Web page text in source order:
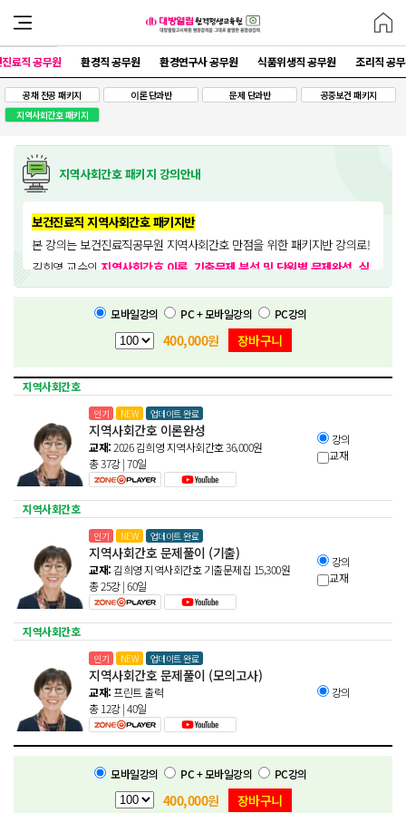
료직 공무원 환경직 공무원 환경연구사 공무원 식품위생직 공무원 조리직 공
공채 전공 패키지 이론 단과반 문제 단과반
공중보건 패키지
지역사회간호 패키지
지역사회간호 패키지 강의안내
보건진료직 지역사회간호 패키지반
본 강의는 보건진료직공무원 지역사회간호 만점을 위한 패키지반 강의로!
김희영 교수의 지역사회간호 이론, 기출문제 분석 및 단원별 문제완성, 실
전 모의고사반 패키지강의입니다. 수강기간 100일간 무한반복 수강이 가
모바일강의 PC + 모바일강의 PC강의
400,000원 장바구니
지역사회간호
인기 NEW 업데이트 완료
지역사회간호 이론완성
교재:2026 김희영 지역사회간호36,000원
총 37강 | 70일
강의
교재
지역사회간호
인기 NEW 업데이트 완료
지역사회간호 문제풀이 (기출)
교재:김희영 지역사회간호 기출문제집 15,300원
총 25강 | 60일
강의
교재
지역사회간호
인기 NEW 업데이트 완료
지역사회간호 문제풀이 (모의고사)
교재: 프린트 출력
총 12강 | 40일
강의
모바일강의 PC + 모바일강의 PC강의
400,000원 장바구니